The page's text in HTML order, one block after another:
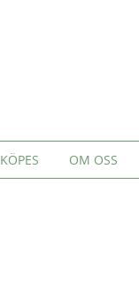
KÖPES OM OSS